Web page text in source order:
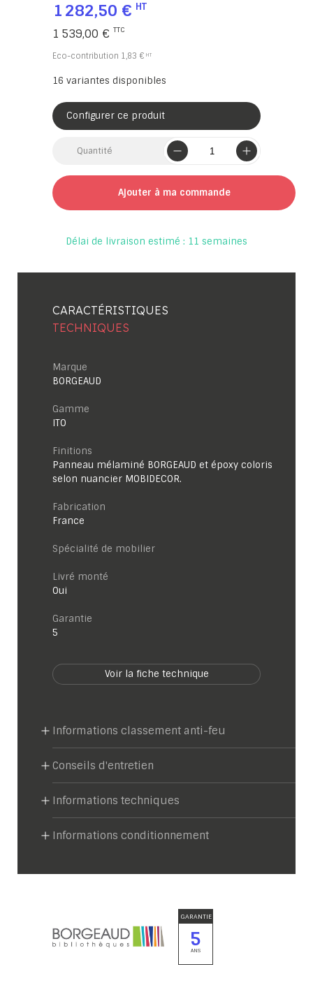
1 282,50 €
1 539,00 €
Eco-contribution 1,83 €
16 variantes disponibles
Configurer ce produit
Quantité
Ajouter à ma commande
Délai de livraison estimé : 11 semaines
CARACTÉRISTIQUES
TECHNIQUES
Marque
BORGEAUD
Gamme
ITO
Finitions
Panneau mélaminé BORGEAUD et époxy coloris
selon nuancier MOBIDECOR.
Fabrication
France
Spécialité de mobilier
Livré monté
Oui
garantie
5
Voir la fiche technique
Informations classement anti-feu
Conseils d'entretien
Informations techniques
Informations conditionnement
GARANTIE
5
ANS